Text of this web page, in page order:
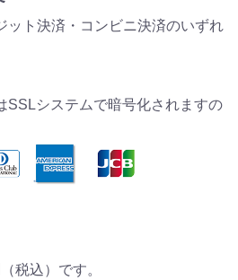
ット決済・コンビニ決済のいずれ
SSLシステムで暗号化されますの
（税込）です。